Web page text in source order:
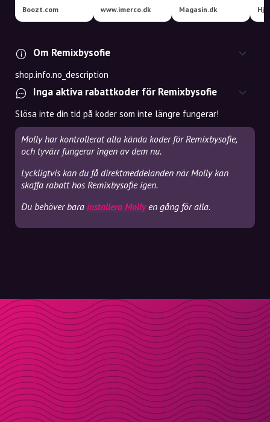
Boozt.com www.imerco.dk Magasin.dk
Om Remixbysofie
shop.info.no_description
Inga aktiva rabattkoder för Remixbysofie
Slösa inte din tid på koder som inte längre fungerar!
Molly har kontrollerat alla kända koder för Remixbysofie,
och tyvärr fungerar ingen av dem nu.
Lyckligtvis kan du få direktmeddelanden när Molly kan
skaffa rabatt hos Remixbysofie igen.
Du behöver bara installera Mollyen gång för alla.